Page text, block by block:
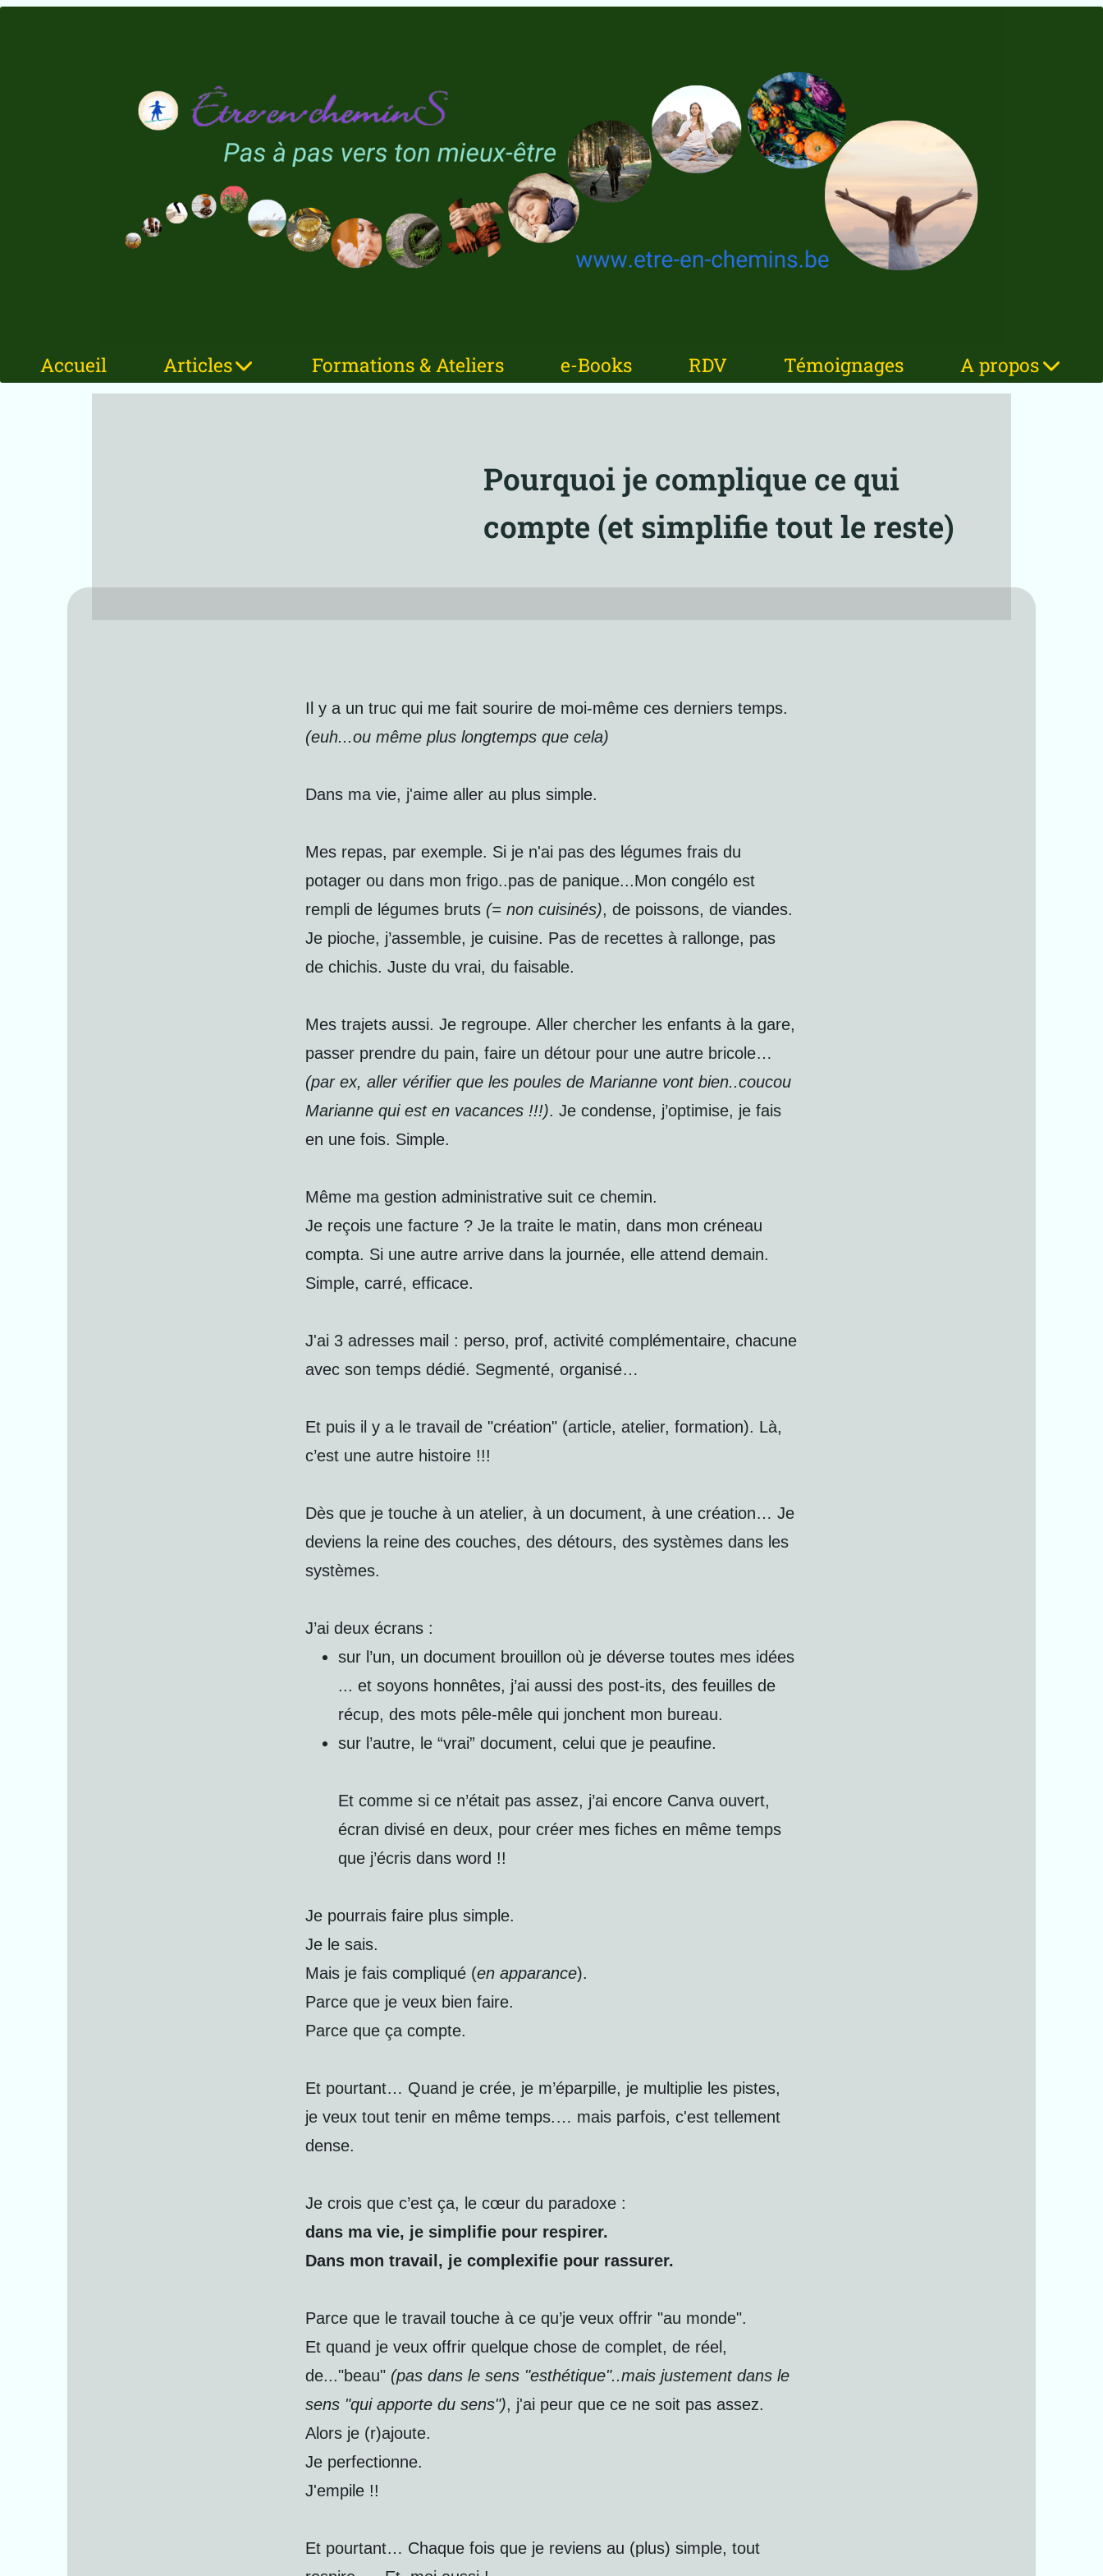
Accueil Articles Formations & Ateliers e-Books RDV Témoignages A propos
Pourquoi je complique ce qui
compte (et simplifie tout le reste)
Il y a un truc qui me fait sourire de moi-même ces derniers temps.
(euh...ou même plus longtemps que cela)
Dans ma vie, j'aime aller au plus simple.
Mes repas, par exemple. Si je n'ai pas des légumes frais du
potager ou dans mon frigo..pas de panique...Mon congélo est
rempli de légumes bruts (= non cuisinés), de poissons, de viandes.
Je pioche, j’assemble, je cuisine. Pas de recettes à rallonge, pas
de chichis. Juste du vrai, du faisable.
Mes trajets aussi. Je regroupe. Aller chercher les enfants à la gare,
passer prendre du pain, faire un détour pour une autre bricole…
(par ex, aller vérifier que les poules de Marianne vont bien..coucou
Marianne qui est en vacances !!!). Je condense, j’optimise, je fais
en une fois. Simple.
Même ma gestion administrative suit ce chemin.
Je reçois une facture ? Je la traite le matin, dans mon créneau
compta. Si une autre arrive dans la journée, elle attend demain.
Simple, carré, efficace.
J'ai 3 adresses mail : perso, prof, activité complémentaire, chacune
avec son temps dédié. Segmenté, organisé…
Et puis il y a le travail de "création" (article, atelier, formation). Là,
c’est une autre histoire !!!
Dès que je touche à un atelier, à un document, à une création… Je
deviens la reine des couches, des détours, des systèmes dans les
systèmes.
J’ai deux écrans :
sur l’un, un document brouillon où je déverse toutes mes idées
... et soyons honnêtes, j’ai aussi des post‑its, des feuilles de
récup, des mots pêle‑mêle qui jonchent mon bureau.
sur l’autre, le “vrai” document, celui que je peaufine.
Et comme si ce n’était pas assez, j’ai encore Canva ouvert,
écran divisé en deux, pour créer mes fiches en même temps
que j’écris dans word !!
Je pourrais faire plus simple.
Je le sais.
Mais je fais compliqué (en apparance).
Parce que je veux bien faire.
Parce que ça compte.
Et pourtant… Quand je crée, je m’éparpille, je multiplie les pistes,
je veux tout tenir en même temps.… mais parfois, c'est tellement
dense.
Je crois que c’est ça, le cœur du paradoxe :
dans ma vie, je simplifie pour respirer.
Dans mon travail, je complexifie pour rassurer.
Parce que le travail touche à ce qu’je veux offrir "au monde".
Et quand je veux offrir quelque chose de complet, de réel,
de..."beau" (pas dans le sens "esthétique"..mais justement dans le
sens "qui apporte du sens"), j'ai peur que ce ne soit pas assez.
Alors je (r)ajoute.
Je perfectionne.
J'empile !!
Et pourtant… Chaque fois que je reviens au (plus) simple, tout